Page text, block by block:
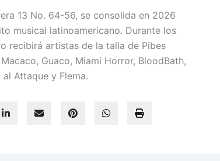
13 No. 64-56, se consolida en 2026
musical latinoamericano. Durante los
recibirá artistas de la talla de Pibes
Guaco, Miami Horror, BloodBath,
Attaque y Flema.